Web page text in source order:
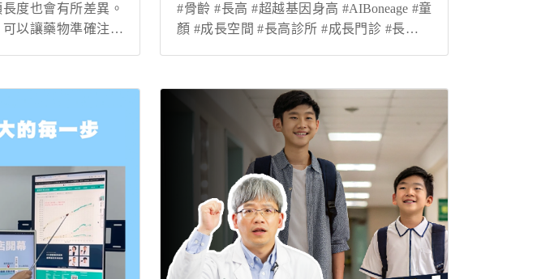
度也會有所差異。
以讓藥物準確注射
的孩...
#骨齡 #長高 #超越基因身高 #AIBoneage #童
顏 #成長空間 #長高診所 #成長門診 #長高門